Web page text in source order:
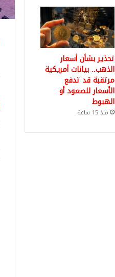
تحذير بشأن أسعار
الذهب.. بيانات أمريكية
مرتقبة قد تدفع
الأسعار للصعود أو
الهبوط
منذ 15 ساعة